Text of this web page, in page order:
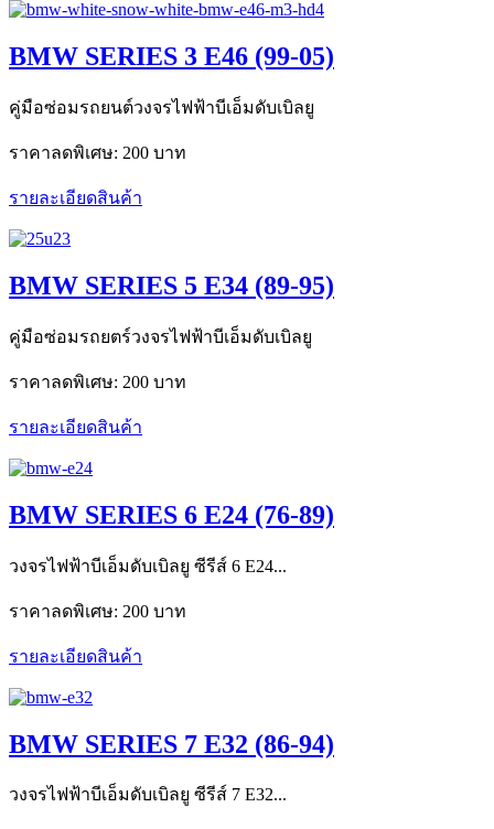
BMW SERIES 3 E46 (99-05)
คู่มือซ่อมรถยนต์วงจรไฟฟ้าบีเอ็มดับเบิลยู
ราคาลดพิเศษ: 200 บาท
รายละเอียดสินค้า
BMW SERIES 5 E34 (89-95)
คู่มือซ่อมรถยตร์วงจรไฟฟ้าบีเอ็มดับเบิลยู
ราคาลดพิเศษ: 200 บาท
รายละเอียดสินค้า
BMW SERIES 6 E24 (76-89)
วงจรไฟฟ้าบีเอ็มดับเบิลยู ซีรีส์ 6 E24...
ราคาลดพิเศษ: 200 บาท
รายละเอียดสินค้า
BMW SERIES 7 E32 (86-94)
วงจรไฟฟ้าบีเอ็มดับเบิลยู ซีรีส์ 7 E32...